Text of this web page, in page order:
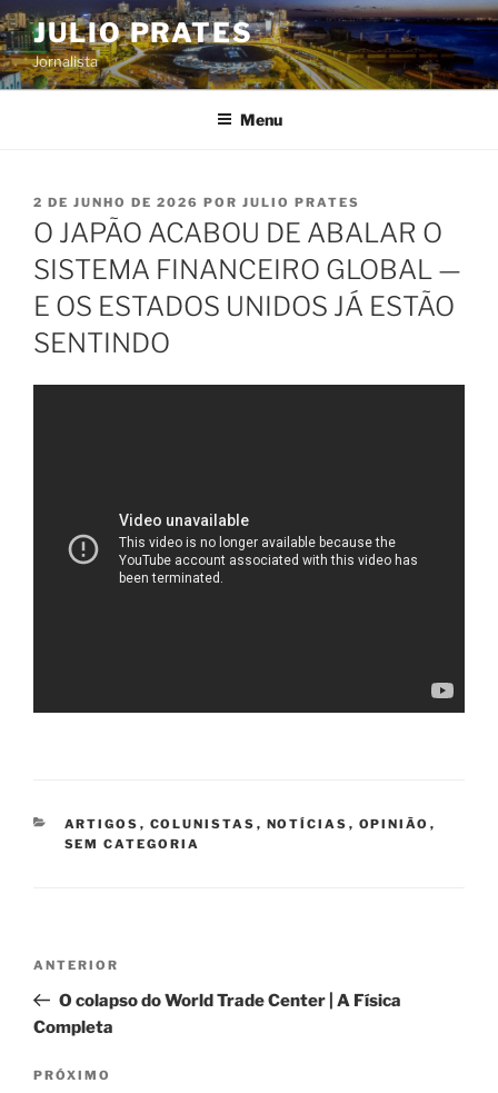
Pular
para
o
conteúdo
JULIO PRATES
Jornalista
Menu
PUBLICADO
EM
2 DE JUNHO DE 2026 POR JULIO PRATES
O JAPÃO ACABOU DE ABALAR O
SISTEMA FINANCEIRO GLOBAL —
E OS ESTADOS UNIDOS JÁ ESTÃO
SENTINDO
CATEGORIAS
ARTIGOS , COLUNISTAS , NOTÍCIAS , OPINIÃO ,
SEM CATEGORIA
Post
Post
anterior
ANTERIOR
O colapso do World Trade Center | A Física
Completa
Próximo
PRÓXIMO